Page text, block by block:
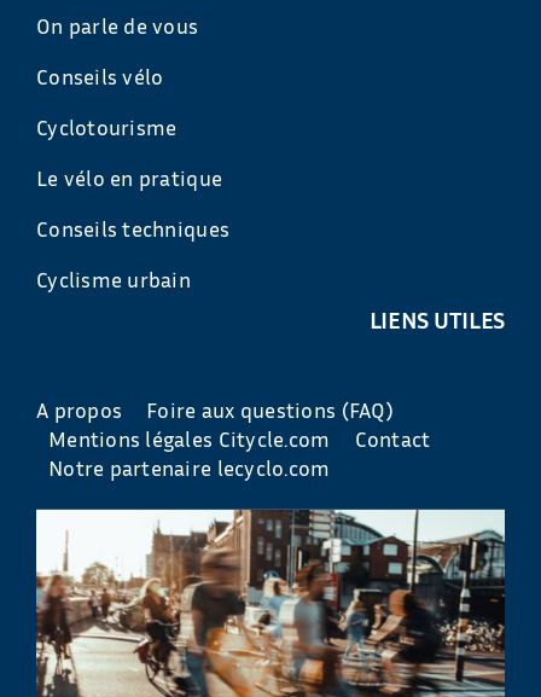
On parle de vous
Conseils vélo
Cyclotourisme
Le vélo en pratique
Conseils techniques
Cyclisme urbain
LIENS UTILES
A propos
Foire aux questions (FAQ)
Mentions légales Citycle.com
Contact
Notre partenaire lecyclo.com